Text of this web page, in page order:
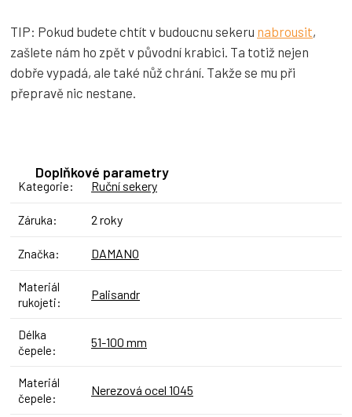
TIP: Pokud budete chtít v budoucnu sekeru nabrousit,
zašlete nám ho zpět v původní krabici. Ta totiž nejen
dobře vypadá, ale také nůž chrání. Takže se mu při
přepravě nic nestane.
Doplňkové parametry
Kategorie: Ruční sekery
Záruka: 2 roky
Značka: DAMANO
Materiál
rukojeti:
Palisandr
Délka
čepele:
51-100 mm
Materiál
čepele:
Nerezová ocel 1045